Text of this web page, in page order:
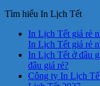
Tìm hiểu In Lịch Tết
In Lịch Tết giá rẻ
In Lịch Tết giá rẻ
In Lịch Tết ở đâu
đâu giá rẻ?
Công ty In Lịch